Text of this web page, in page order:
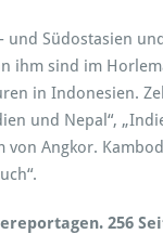
und Südostasien
ihm sind im
in Indonesien.
und Nepal“,
Angkor.
256